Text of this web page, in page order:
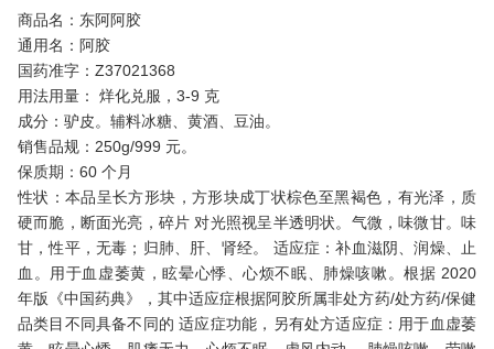
商品名：东阿阿胶
通用名：阿胶
国药准字：Z37021368
用法用量： 烊化兑服，3-9 克
成分：驴皮。辅料冰糖、黄酒、豆油。
销售品规：250g/999 元。
保质期：60 个月
性状：本品呈长方形块，方形块成丁状棕色至黑褐色，有光泽，质
硬而脆，断面光亮，碎片 对光照视呈半透明状。气微，味微甘。味
甘，性平，无毒；归肺、肝、肾经。 适应症：补血滋阴、润燥、止
血。用于血虚萎黄，眩晕心悸、心烦不眠、肺燥咳嗽。根据 2020
年版《中国药典》，其中适应症根据阿胶所属非处方药/处方药/保健
品类目不同具备不同的 适应症功能，另有处方适应症：用于血虚萎